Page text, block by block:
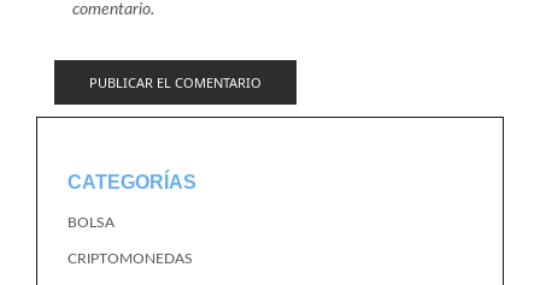
comentario.
CATEGORÍAS
BOLSA
CRIPTOMONEDAS